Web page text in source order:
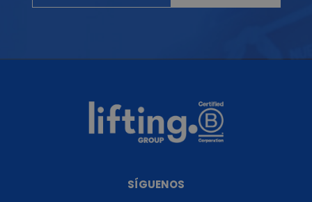
SÍGUENOS